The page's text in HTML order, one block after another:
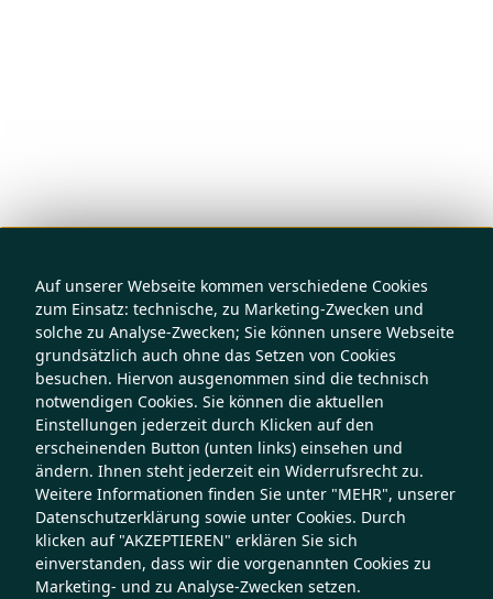
Auf unserer Webseite kommen verschiedene Cookies
zum Einsatz: technische, zu Marketing-Zwecken und
solche zu Analyse-Zwecken; Sie können unsere Webseite
grundsätzlich auch ohne das Setzen von Cookies
besuchen. Hiervon ausgenommen sind die technisch
notwendigen Cookies. Sie können die aktuellen
Einstellungen jederzeit durch Klicken auf den
erscheinenden Button (unten links) einsehen und
ändern. Ihnen steht jederzeit ein Widerrufsrecht zu.
Weitere Informationen finden Sie unter "MEHR", unserer
Datenschutzerklärung sowie unter Cookies. Durch
klicken auf "AKZEPTIEREN" erklären Sie sich
einverstanden, dass wir die vorgenannten Cookies zu
Marketing- und zu Analyse-Zwecken setzen.